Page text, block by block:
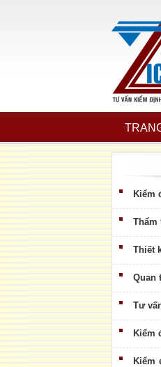
Kiểm
Thẩm
Thiết
Quan
Tư
Kiểm
Kiểm